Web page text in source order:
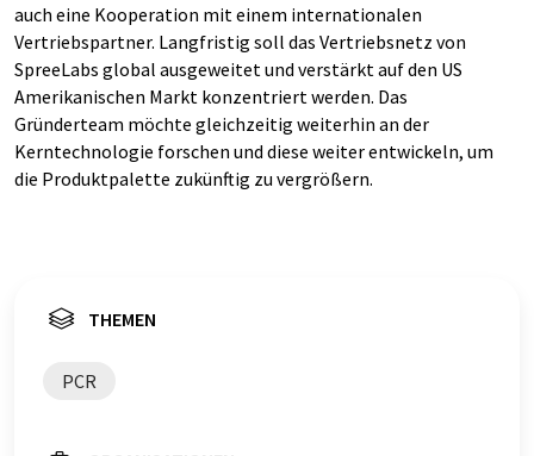
auch eine Kooperation mit einem internationalen
Vertriebspartner. Langfristig soll das Vertriebsnetz von
SpreeLabs global ausgeweitet und verstärkt auf den US
Amerikanischen Markt konzentriert werden. Das
Gründerteam möchte gleichzeitig weiterhin an der
Kerntechnologie forschen und diese weiter entwickeln, um
die Produktpalette zukünftig zu vergrößern.
THEMEN
PCR